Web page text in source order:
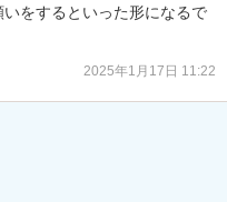
をするといった形になるで
2025年1月17日 11:22